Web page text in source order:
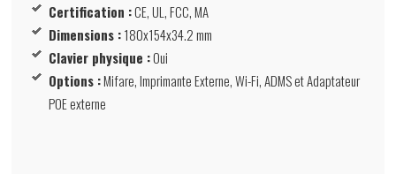
Certification :CE, UL, FCC, MA
Dimensions :180x154x34.2 mm
Clavier physique :Oui
Options :Mifare, Imprimante Externe, Wi-Fi, ADMS et Adaptateur
POE externe